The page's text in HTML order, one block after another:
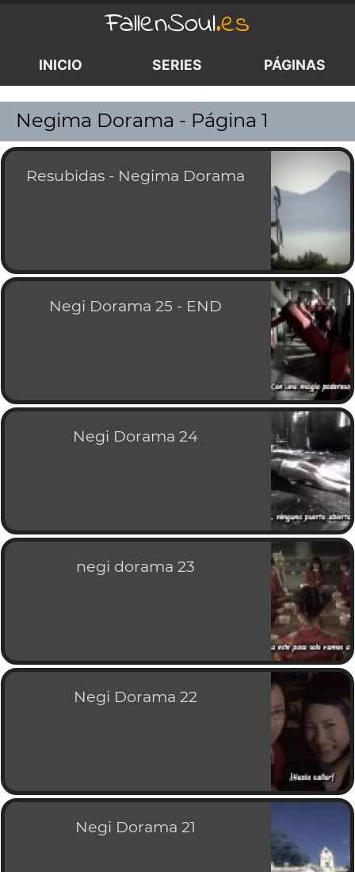
FallenSoul.es
INICIO SERIES PÁGINAS
Negima Dorama - Página 1
Resubidas - Negima Dorama
Negi Dorama 25 - END
Negi Dorama 24
negi dorama 23
Negi Dorama 22
Negi Dorama 21